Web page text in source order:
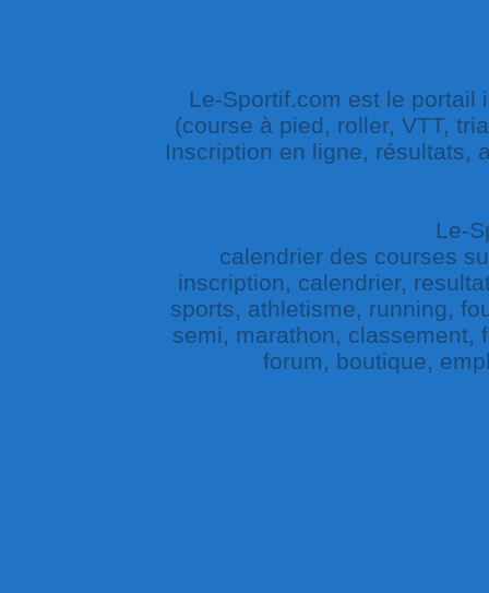
Le-Sportif.com est le portail
(course à pied, roller, VTT,
Inscription en ligne, résultats,
Le-
calendrier des courses
inscription, calendrier,
sports, athletisme, running,
semi, marathon, classement,
forum, boutique,